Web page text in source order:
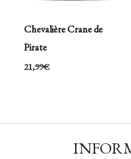
Chevalière Crane de
Pirate
21,99€